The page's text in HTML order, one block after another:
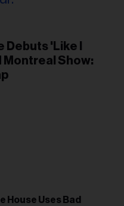
Debuts 'Like I
Montreal Show:
House Uses Bad